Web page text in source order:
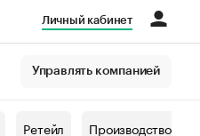
Личный кабинет
Управлять компанией
Ретейл Производство